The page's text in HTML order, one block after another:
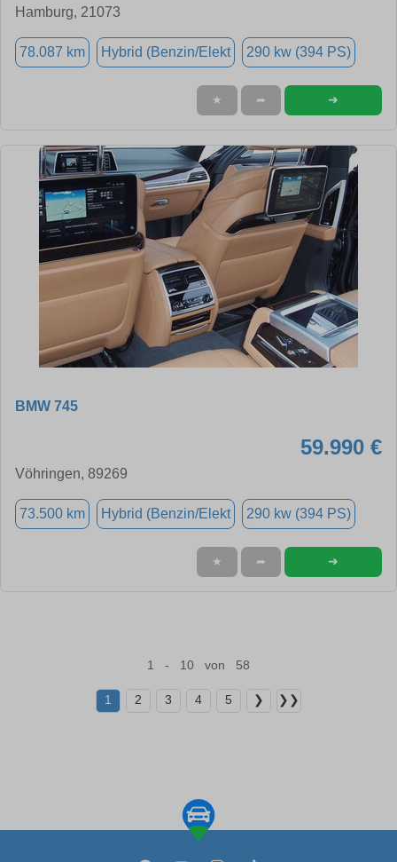
Hamburg, 21073
78.087 km Hybrid (Benzin/Elekt 290 kw (394 PS)
★ ➦ ➜
BMW 745
59.990 €
Vöhringen, 89269
73.500 km Hybrid (Benzin/Elekt 290 kw (394 PS)
★ ➦ ➜
1 - 10 von 58
1 2 3 4 5 ❯ ❯❯